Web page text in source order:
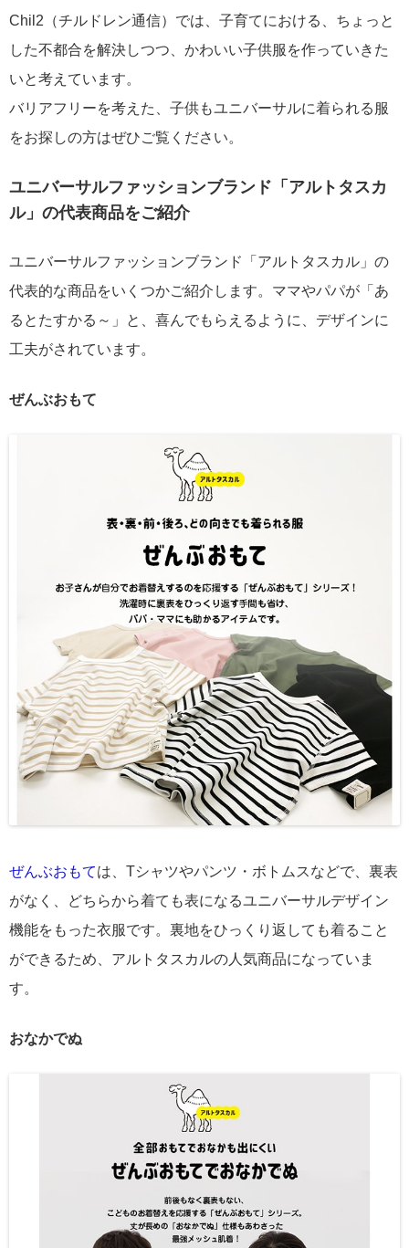
Chil2（チルドレン通信）では、子育てにおける、ちょっと
した不都合を解決しつつ、かわいい子供服を作っていきた
いと考えています。
バリアフリーを考えた、子供もユニバーサルに着られる服
をお探しの方はぜひご覧ください。
ユニバーサルファッションブランド「アルトタスカ
ル」の代表商品をご紹介
ユニバーサルファッションブランド「アルトタスカル」の
代表的な商品をいくつかご紹介します。ママやパパが「あ
るとたすかる～」と、喜んでもらえるように、デザインに
工夫がされています。
ぜんぶおもて
ぜんぶおもては、Tシャツやパンツ・ボトムスなどで、裏表
がなく、どちらから着ても表になるユニバーサルデザイン
機能をもった衣服です。裏地をひっくり返しても着ること
ができるため、アルトタスカルの人気商品になっていま
す。
おなかでぬ